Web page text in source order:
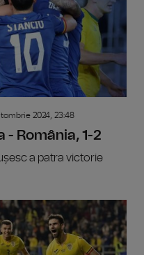
2024, 23:48
- România, 1-2
a patra victorie